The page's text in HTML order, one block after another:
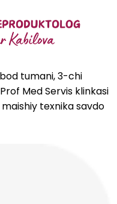
tumani, 3-chi
Med Servis klinkasi
texnika savdo